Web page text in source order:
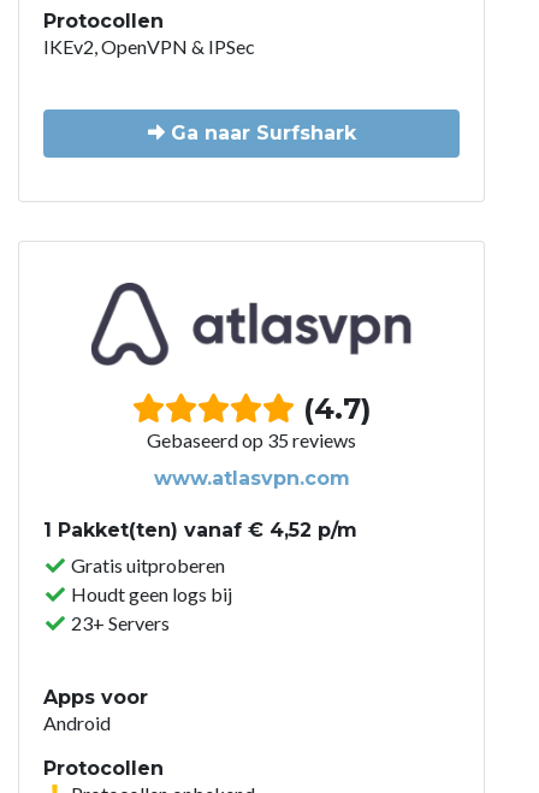
Protocollen
IKEv2, OpenVPN & IPSec
Ga naar Surfshark
(4.7)
Gebaseerd op 35 reviews
www.atlasvpn.com
1 Pakket(ten) vanaf € 4,52 p/m
Gratis uitproberen
Houdt geen logs bij
23+ Servers
Apps voor
Android
Protocollen